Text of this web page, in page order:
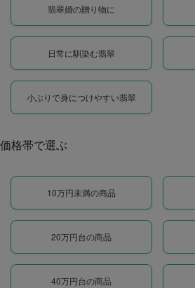
翡翠婚の贈り物に
日常に馴染む翡翠
小ぶりで身につけやすい翡翠
価格帯で選ぶ
10万円未満の商品
20万円台の商品
40万円台の商品